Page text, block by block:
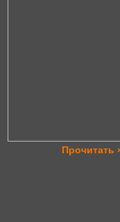
Прочитать